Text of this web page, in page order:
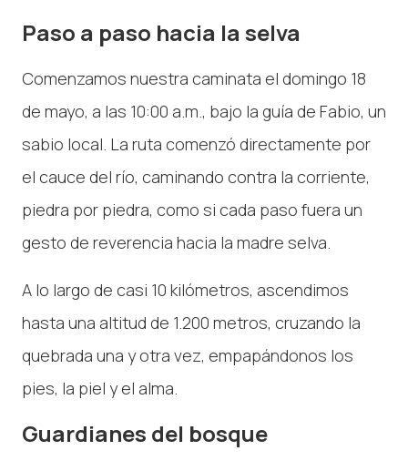
Paso a paso hacia la selva
Comenzamos nuestra caminata el domingo 18
de mayo, a las 10:00 a.m., bajo la guía de Fabio, un
sabio local. La ruta comenzó directamente por
el cauce del río, caminando contra la corriente,
piedra por piedra, como si cada paso fuera un
gesto de reverencia hacia la madre selva.
A lo largo de casi 10 kilómetros, ascendimos
hasta una altitud de 1.200 metros, cruzando la
quebrada una y otra vez, empapándonos los
pies, la piel y el alma.
Guardianes del bosque